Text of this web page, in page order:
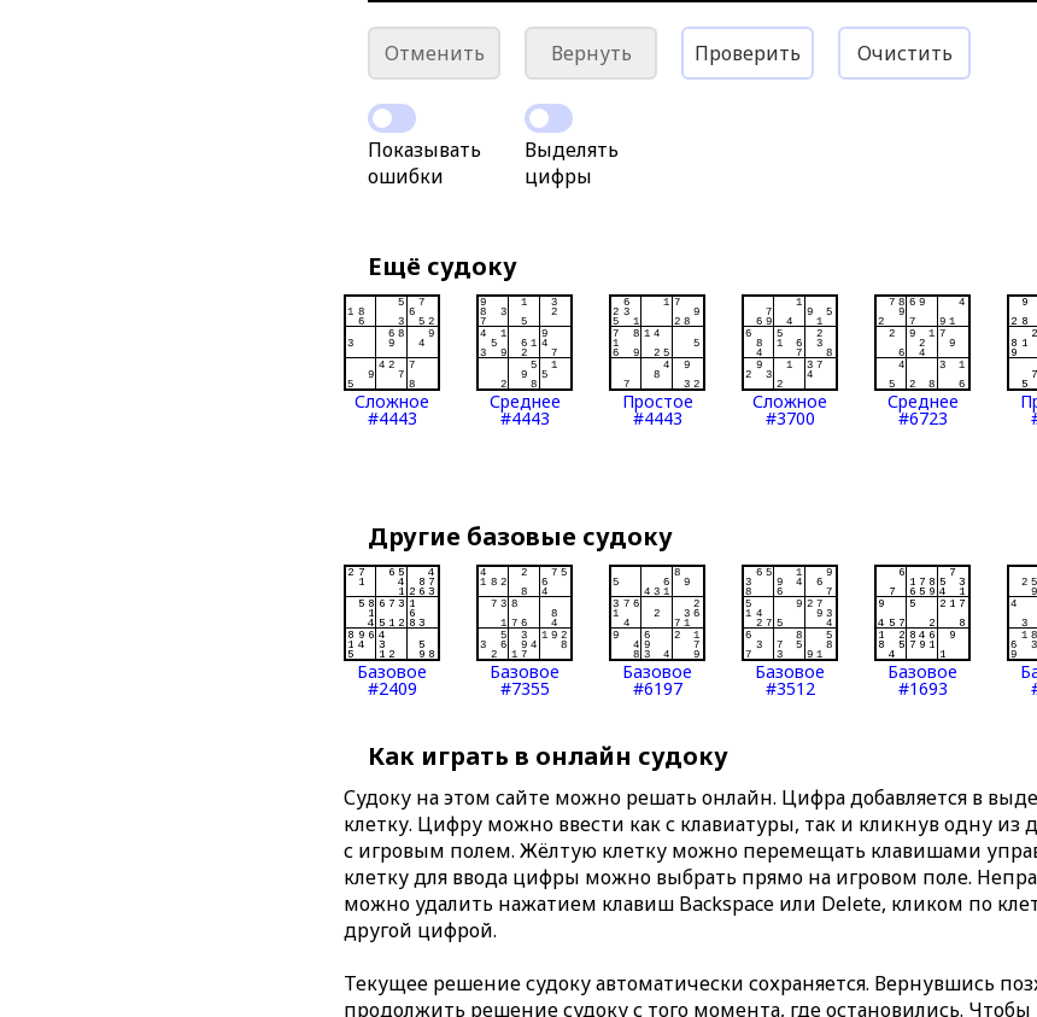
Отменить Вернуть Проверить Очистить
Показывать
ошибки
Выделять
цифры
Ещё судоку
Сложное
#4443
Среднее
#4443
Простое
#4443
Сложное
#3700
Среднее
#6723
Другие базовые судоку
Базовое
#2409
Базовое
#7355
Базовое
#6197
Базовое
#3512
Базовое
#1693
Как играть в онлайн судоку
Судоку на этом сайте можно решать онлайн. Цифра добавляется в
клетку. Цифру можно ввести как с клавиатуры, так и кликнув одну из
с игровым полем. Жёлтую клетку можно перемещать клавишами
клетку для ввода цифры можно выбрать прямо на игровом поле.
можно удалить нажатием клавиш Backspace или Delete, кликом по
другой цифрой.
Текущее решение судоку автоматически сохраняется. Вернувшись
продолжить решение судоку с того момента, где остановились. Чтобы